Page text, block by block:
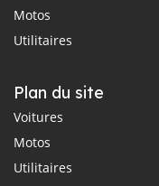
Motos
Utilitaires
Plan du site
Voitures
Motos
Utilitaires